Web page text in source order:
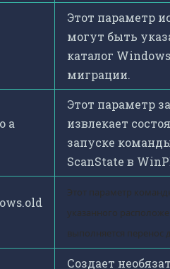
Этот параметр
могут быть
каталог
миграции.
a
Этот параметр
извлекает
запуске
ScanState в
Этот параметр
указанного
выполняется перенос
Создает